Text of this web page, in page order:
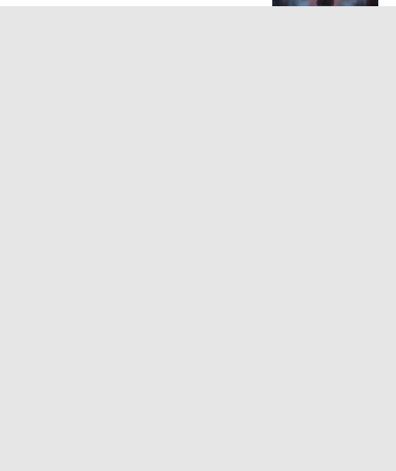
2026-07-22 10:33:32